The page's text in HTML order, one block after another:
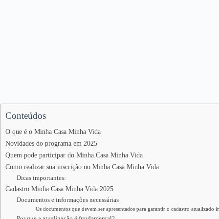
Conteúdos
O que é o Minha Casa Minha Vida
Novidades do programa em 2025
Quem pode participar do Minha Casa Minha Vida
Como realizar sua inscrição no Minha Casa Minha Vida
Dicas importantes:
Cadastro Minha Casa Minha Vida 2025
Documentos e informações necessárias
Os documentos que devem ser apresentados para garantir o cadastro atualizado